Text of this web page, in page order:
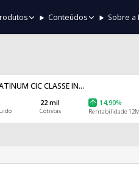
Conteúdos Sobre a
CIC CLASSE IN...
22 mil
Cotistas
14,90%
Rentabilidade 12M